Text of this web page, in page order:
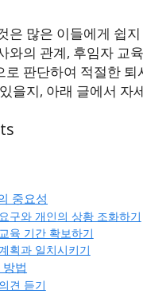
은 많은 이들에게 쉽
와의 관계, 후임자 교
로 판단하여 적절한
을지, 아래 글에서 자
중요성
구와 개인의 상황 조화하기
육 기간 확보하기
획과 일치시키기
법
견 듣기